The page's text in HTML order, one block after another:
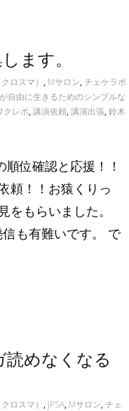
ます。
ロスマ） , Mサロン,チェケラポ
自由に生きるためのシンプルな
クレボ,講演依頼,講演出張,鈴木
位確認と応援！！
！！お猿くりっ
をもらいました。
信も有難いです。 で
めなくなる
ロスマ） , JPSA, Mサロン,チェ